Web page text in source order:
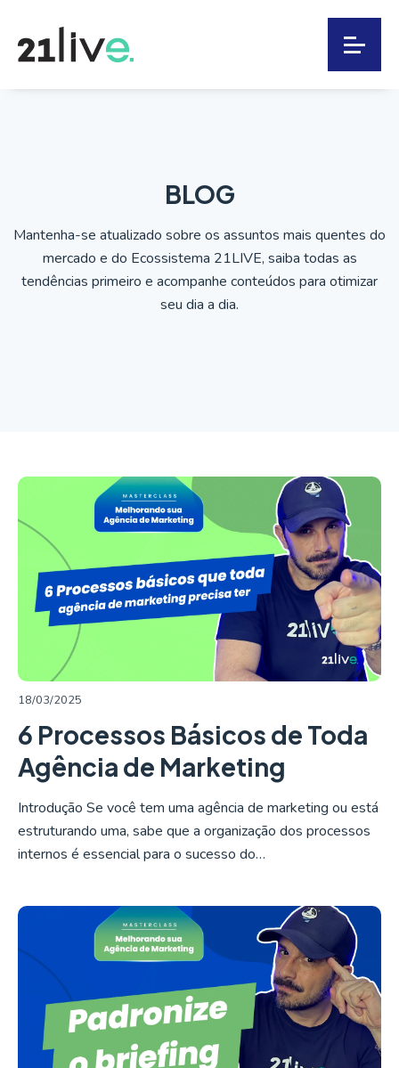
BLOG
Mantenha-se atualizado sobre os assuntos mais quentes do
mercado e do Ecossistema 21LIVE, saiba todas as
tendências primeiro e acompanhe conteúdos para otimizar
seu dia a dia.
LER MAIS
18/03/2025
6 Processos Básicos de Toda
Agência de Marketing
Introdução Se você tem uma agência de marketing ou está
estruturando uma, sabe que a organização dos processos
internos é essencial para o sucesso do…
LER MAIS